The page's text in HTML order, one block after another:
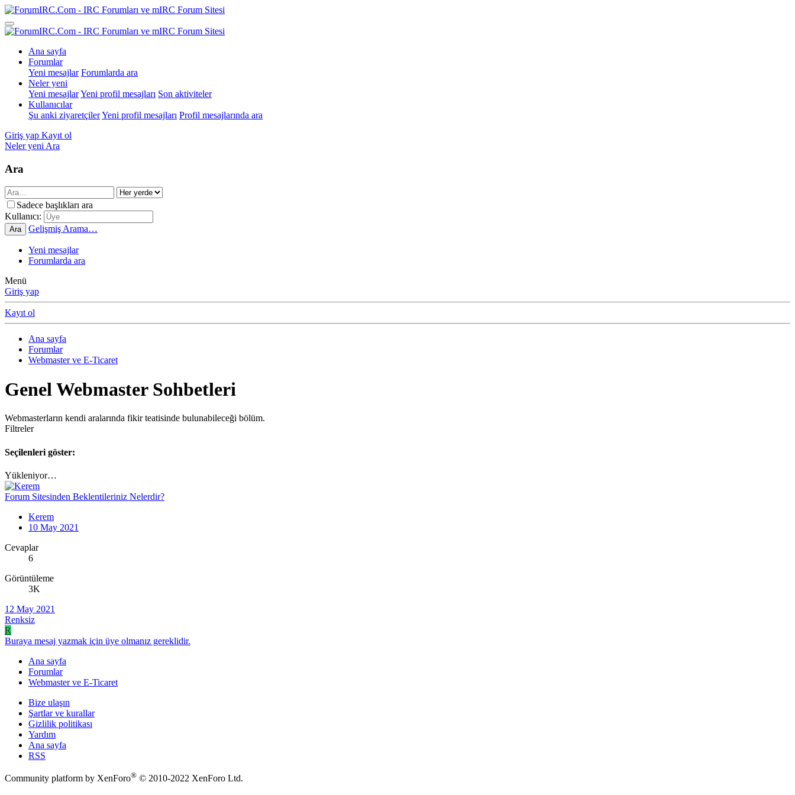
Ana sayfa
Forumlar
Yeni mesajlar Forumlarda ara
Neler yeni
Yeni mesajlarYeni profil mesajları Son aktiviteler
Kullanıcılar
Şu anki ziyaretçilerYeni profil mesajları Profil mesajlarında ara
Giriş yap Kayıt ol
Neler yeni Ara
Ara
Sadece başlıkları ara
Kullanıcı:
Ara Gelişmiş Arama…
Yeni mesajlar
Forumlarda ara
Menü
Giriş yap
Kayıt ol
Ana sayfa
Forumlar
Webmaster ve E-Ticaret
Genel Webmaster Sohbetleri
Webmasterların kendi aralarında fikir teatisinde bulunabileceği bölüm.
Filtreler
Seçilenleri göster:
Yükleniyor…
Forum Sitesinden Beklentileriniz Nelerdir?
Kerem
10 May 2021
Cevaplar
6
Görüntüleme
3K
12 May 2021
Renksiz
R
Buraya mesaj yazmak için üye olmanız gereklidir.
Ana sayfa
Forumlar
Webmaster ve E-Ticaret
Bize ulaşın
Şartlar ve kurallar
Gizlilik politikası
Yardım
Ana sayfa
RSS
Community platform by XenForo® © 2010-2022 XenForo Ltd.